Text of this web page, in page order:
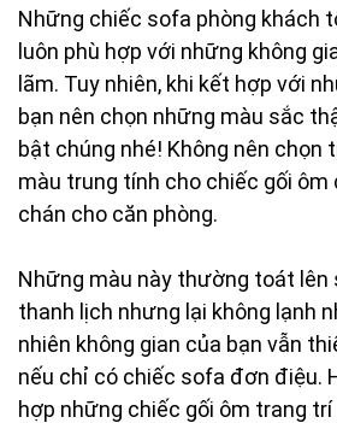
Những chiếc sofa phòng khách
luôn phù hợp với những không
lãm. Tuy nhiên, khi kết hợp với
bạn nên chọn những màu sắc
bật chúng nhé! Không nên chọn
màu trung tính cho chiếc gối
chán cho căn phòng.
Những màu này thường toát lên
thanh lịch nhưng lại không lạnh
nhiên không gian của bạn vẫn
nếu chỉ có chiếc sofa đơn điệu.
hợp những chiếc gối ôm trang